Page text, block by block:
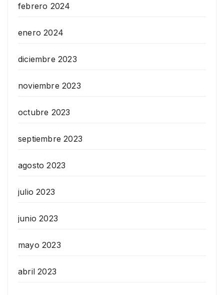
febrero 2024
enero 2024
diciembre 2023
noviembre 2023
octubre 2023
septiembre 2023
agosto 2023
julio 2023
junio 2023
mayo 2023
abril 2023